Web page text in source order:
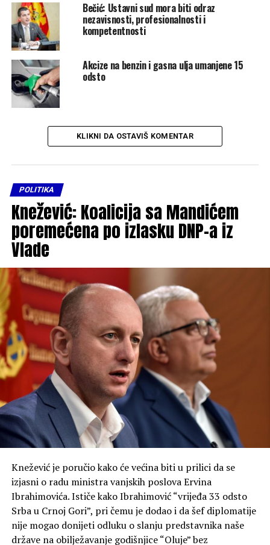
Bečić: Ustavni sud mora biti odraz
nezavisnosti, profesionalnosti i
kompetentnosti
Akcize na benzin i gasna ulja umanjene 15
odsto
KLIKNI DA OSTAVIŠ KOMENTAR
POLITIKA
Knežević: Koalicija sa Mandićem
poremećena po izlasku DNP-a iz
Vlade
Knežević je poručio kako će većina biti u prilici da se
izjasni o radu ministra vanjskih poslova Ervina
Ibrahimovića. Ističe kako Ibrahimović “vrijeđa 33 odsto
Srba u Crnoj Gori”, pri čemu je dodao i da šef diplomatije
nije mogao donijeti odluku o slanju predstavnika naše
države na obilježavanje godišnjice “Oluje” bez